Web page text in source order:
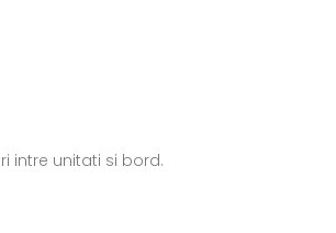
intre unitati si bord.